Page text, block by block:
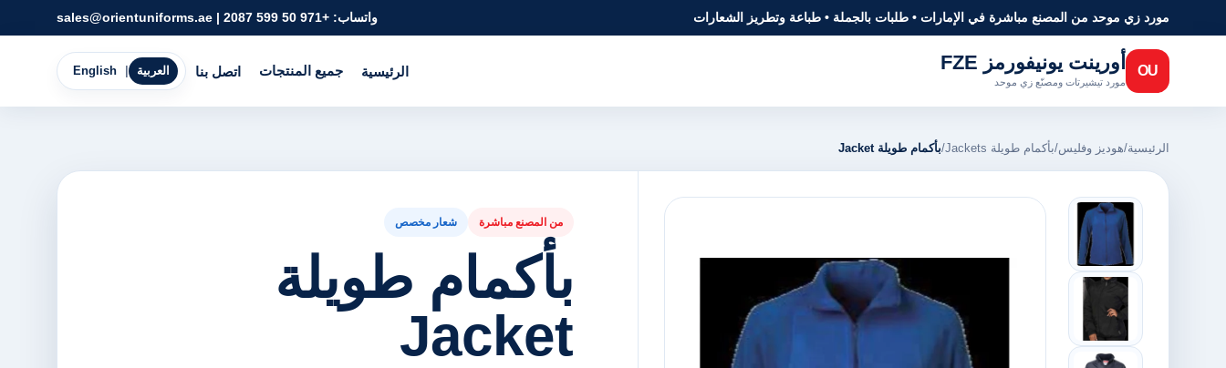
مورد زي موحد من المصنع مباشرة في الإمارات • طلبات بالجملة • طباعة وتطريز الشعارات واتساب: +971 50 599 2087
|
sales@orientuniforms.ae
OU أورينت يونيفورمز FZE
مورد تيشيرتات ومصنّع زي موحد
الرئيسية جميع المنتجات اتصل بنا English العربية
الرئيسية/هوديز وفليس/بأكمام طويلة Jackets /بأكمام طويلة Jacket
من المصنع مباشرة شعار مخصص
بأكمام طويلة
Jacket